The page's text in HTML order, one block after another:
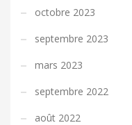
octobre 2023
septembre 2023
mars 2023
septembre 2022
août 2022